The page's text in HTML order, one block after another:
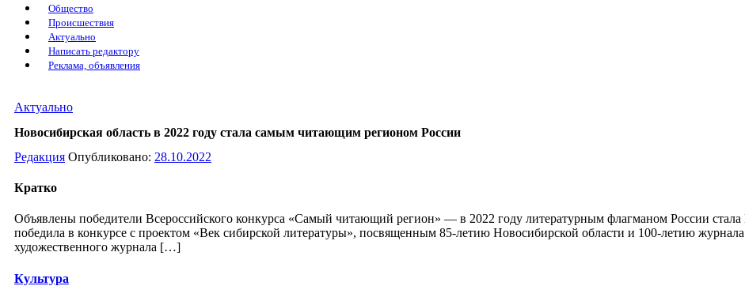
Общество
Происшествия
Актуально
Написать редактору
Реклама, объявления
Актуально
Новосибирская область в 2022 году стала самым читающим регионом России
Редакция Опубликовано: 28.10.2022
Кратко
Объявлены победители Всероссийского конкурса «Самый читающий регион» — в 2022 году литературным флагманом России стала
победила в конкурсе с проектом «Век сибирской литературы», посвященным 85-летию Новосибирской области и 100-летию
художественного журнала […]
Культура